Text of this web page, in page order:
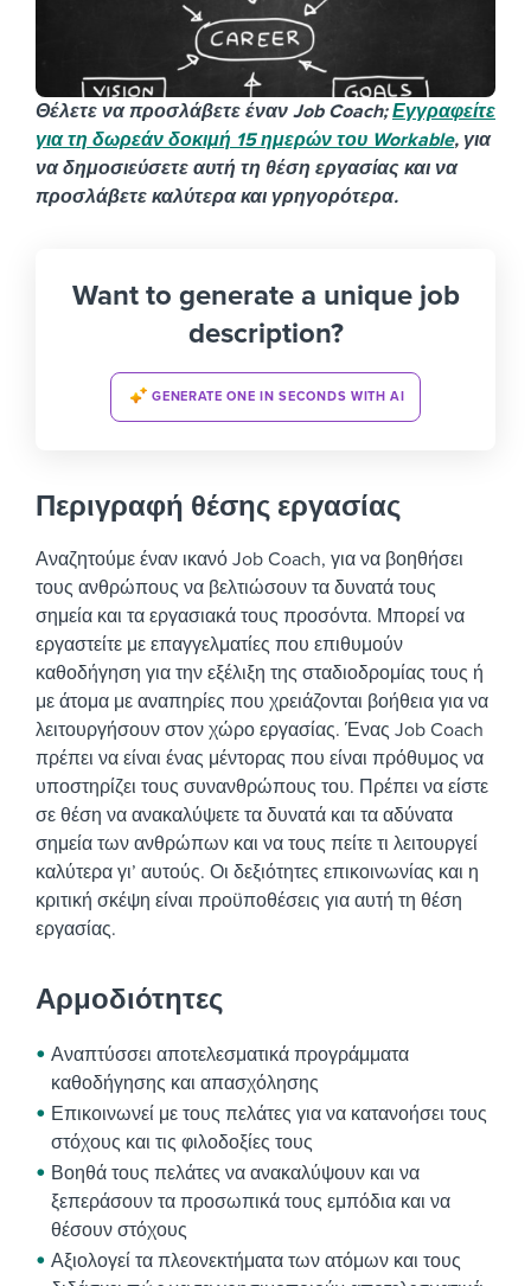
Θέλετε να προσλάβετε έναν Job Coach;Εγγραφείτε
για τη δωρεάν δοκιμή 15 ημερών του Workable, για
να δημοσιεύσετε αυτή τη θέση εργασίας και να
προσλάβετε καλύτερα και γρηγορότερα.
Want to generate a unique job
description?
GENERATE ONE IN SECONDS WITH AI
Περιγραφή θέσης εργασίας
Αναζητούμε έναν ικανό Job Coach, για να βοηθήσει
τους ανθρώπους να βελτιώσουν τα δυνατά τους
σημεία και τα εργασιακά τους προσόντα. Μπορεί να
εργαστείτε με επαγγελματίες που επιθυμούν
καθοδήγηση για την εξέλιξη της σταδιοδρομίας τους ή
με άτομα με αναπηρίες που χρειάζονται βοήθεια για να
λειτουργήσουν στον χώρο εργασίας. Ένας Job Coach
πρέπει να είναι ένας μέντορας που είναι πρόθυμος να
υποστηρίζει τους συνανθρώπους του. Πρέπει να είστε
σε θέση να ανακαλύψετε τα δυνατά και τα αδύνατα
σημεία των ανθρώπων και να τους πείτε τι λειτουργεί
καλύτερα γι’ αυτούς. Οι δεξιότητες επικοινωνίας και η
κριτική σκέψη είναι προϋποθέσεις για αυτή τη θέση
εργασίας.
Αρμοδιότητες
Αναπτύσσει αποτελεσματικά προγράμματα
καθοδήγησης και απασχόλησης
Επικοινωνεί με τους πελάτες για να κατανοήσει τους
στόχους και τις φιλοδοξίες τους
Βοηθά τους πελάτες να ανακαλύψουν και να
ξεπεράσουν τα προσωπικά τους εμπόδια και να
θέσουν στόχους
Αξιολογεί τα πλεονεκτήματα των ατόμων και τους